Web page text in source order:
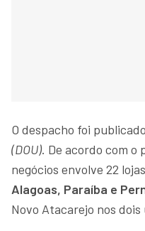
O despacho foi
(DOU). De acordo com o
negócios envolve 22
Alagoas, Paraíba e
Novo Atacarejo nos